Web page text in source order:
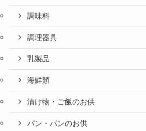
調味料
調理器具
乳製品
海鮮類
漬け物・ご飯のお供
パン・パンのお供